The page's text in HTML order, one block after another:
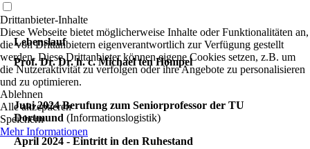
Lebenslauf
Prof. Dr. Dr. h. c. Michael ten Hompel
Juni 2024 Berufung zum Seniorprofessor der TU
Dortmund (Informationslogistik)
April 2024 - Eintritt in den Ruhestand
Drittanbieter-Inhalte
Diese Webseite bietet möglicherweise Inhalte oder Funktionalitäten an,
die von Drittanbietern eigenverantwortlich zur Verfügung gestellt
werden. Diese Drittanbieter können eigene Cookies setzen, z.B. um
die Nutzeraktivität zu verfolgen oder ihre Angebote zu personalisieren
und zu optimieren.
Ablehnen
Alle akzeptieren
Speichern
Mehr Informationen